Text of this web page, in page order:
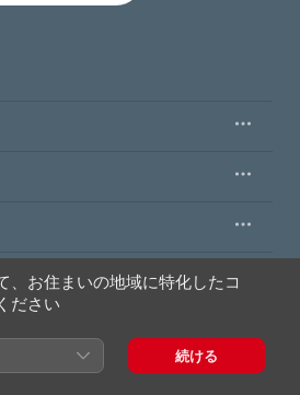
、お住まいの地域に特化したコ
ださい
続ける